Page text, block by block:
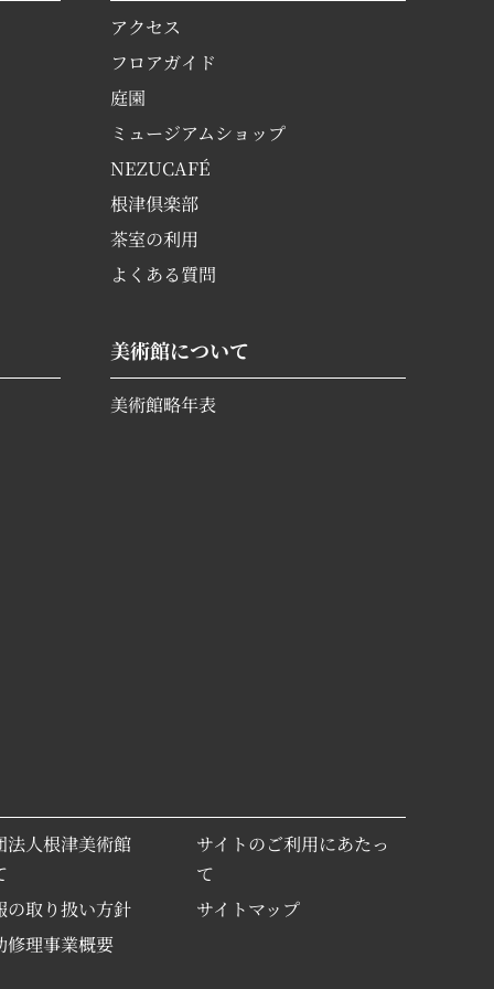
アクセス
フロアガイド
庭園
ミュージアムショップ
NEZUCAFÉ
根津倶楽部
茶室の利用
よくある質問
美術館について
美術館略年表
法人根津美術館
の取り扱い方針
修理事業概要
サイトのご利用にあたっ
て
サイトマップ